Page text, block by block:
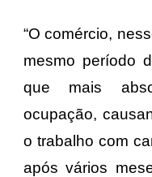
“O comércio,
mesmo período
que mais
ocupação,
o trabalho com
após vários